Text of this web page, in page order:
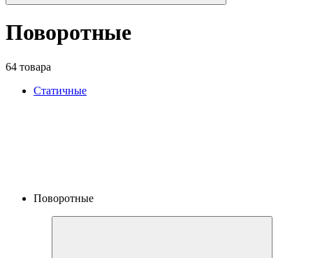
Поворотные
64 товара
Статичные
Поворотные